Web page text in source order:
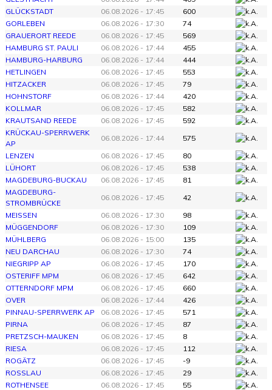
GLÜCKSTADT
06.08.2026 - 17:45
600
GORLEBEN
06.08.2026 - 17:30
74
GRAUERORT REEDE
06.08.2026 - 17:45
569
HAMBURG ST. PAULI
06.08.2026 - 17:44
455
HAMBURG-HARBURG
06.08.2026 - 17:44
444
HETLINGEN
06.08.2026 - 17:45
553
HITZACKER
06.08.2026 - 17:45
79
HOHNSTORF
06.08.2026 - 17:44
420
KOLLMAR
06.08.2026 - 17:45
582
KRAUTSAND REEDE
06.08.2026 - 17:45
592
KRÜCKAU-SPERRWERK
AP
06.08.2026 - 17:44
575
LENZEN
06.08.2026 - 17:45
80
LÜHORT
06.08.2026 - 17:45
538
MAGDEBURG-BUCKAU
06.08.2026 - 17:45
81
MAGDEBURG-
STROMBRÜCKE
06.08.2026 - 17:45
42
MEISSEN
06.08.2026 - 17:30
98
MÜGGENDORF
06.08.2026 - 17:30
109
MÜHLBERG
06.08.2026 - 15:00
135
NEU DARCHAU
06.08.2026 - 17:30
74
NIEGRIPP AP
06.08.2026 - 17:45
170
OSTERIFF MPM
06.08.2026 - 17:45
642
OTTERNDORF MPM
06.08.2026 - 17:45
660
OVER
06.08.2026 - 17:44
426
PINNAU-SPERRWERK AP
06.08.2026 - 17:45
571
PIRNA
06.08.2026 - 17:45
87
PRETZSCH-MAUKEN
06.08.2026 - 17:45
8
RIESA
06.08.2026 - 17:45
112
ROGÄTZ
06.08.2026 - 17:45
-9
ROSSLAU
06.08.2026 - 17:45
29
ROTHENSEE
06.08.2026 - 17:45
55